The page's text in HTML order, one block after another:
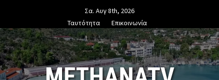
content
Σα. Αυγ 8th, 2026
Ταυτότητα
Επικοινωνία